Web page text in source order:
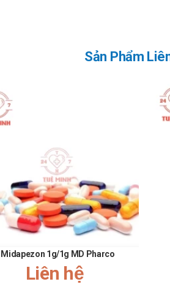
Sản Phẩm
Midapezon 1g/1g MD Pharco
Liên hệ